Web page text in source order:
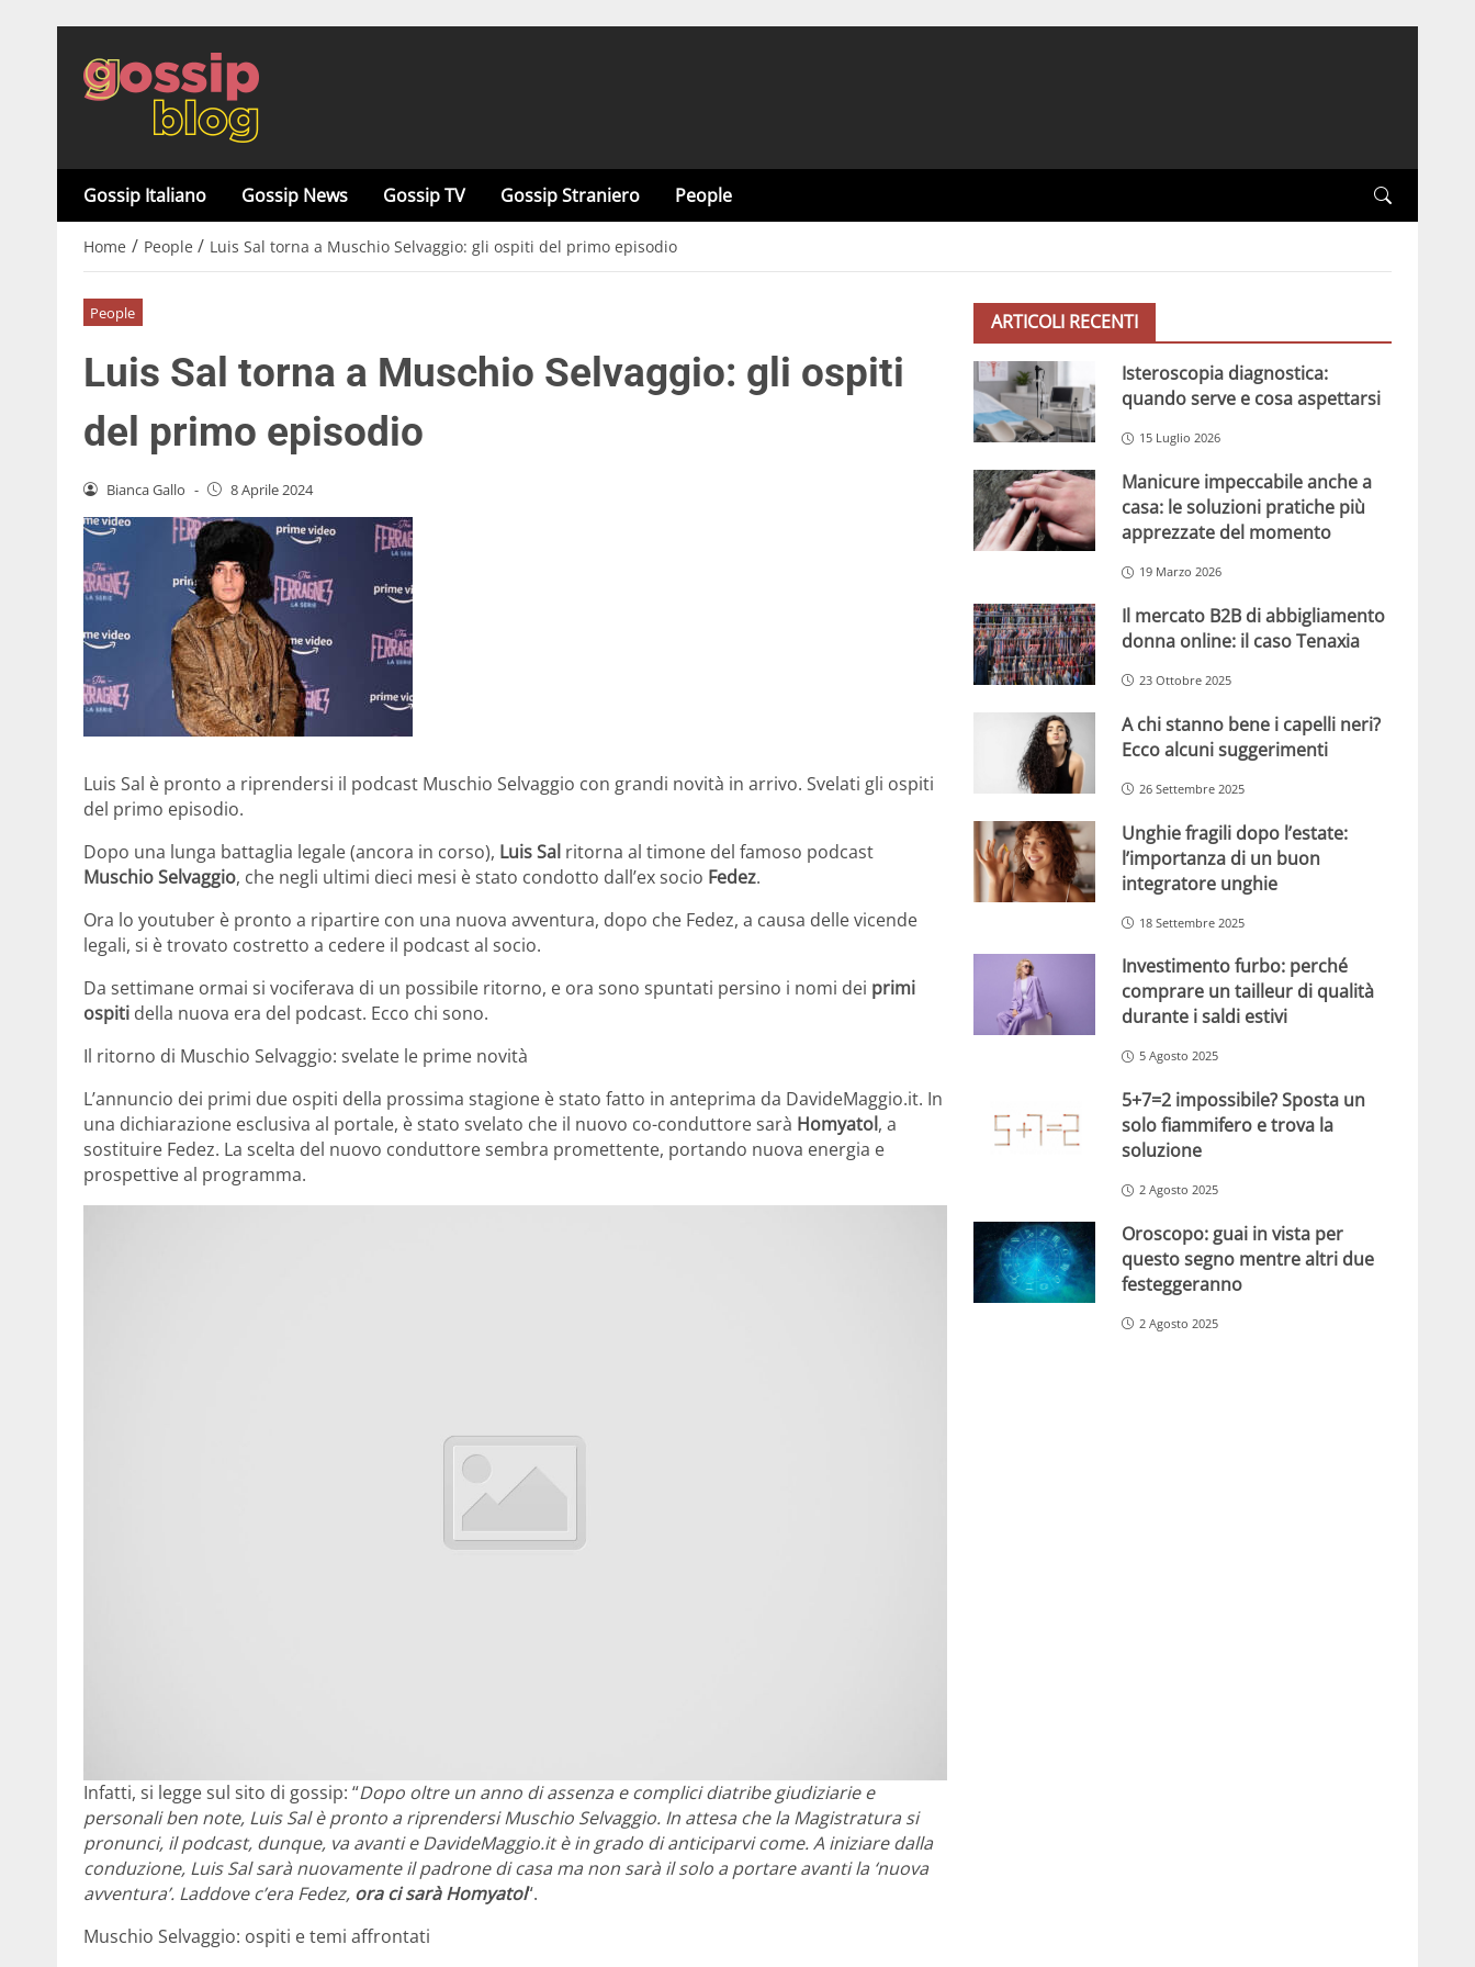
Gossip Italiano Gossip News Gossip TV Gossip Straniero People
Home / People / Luis Sal torna a Muschio Selvaggio: gli ospiti del primo episodio
People
Luis Sal torna a Muschio Selvaggio: gli ospiti
del primo episodio
Bianca Gallo - 8 Aprile 2024
Luis Sal è pronto a riprendersi il podcast Muschio Selvaggio con grandi novità in arrivo. Svelati gli ospiti
del primo episodio.
Dopo una lunga battaglia legale (ancora in corso), Luis Sal ritorna al timone del famoso podcast
Muschio Selvaggio, che negli ultimi dieci mesi è stato condotto dall’ex socio Fedez.
Ora lo youtuber è pronto a ripartire con una nuova avventura, dopo che Fedez, a causa delle vicende
legali, si è trovato costretto a cedere il podcast al socio.
Da settimane ormai si vociferava di un possibile ritorno, e ora sono spuntati persino i nomi dei primi
ospiti della nuova era del podcast. Ecco chi sono.
Il ritorno di Muschio Selvaggio: svelate le prime novità
L’annuncio dei primi due ospiti della prossima stagione è stato fatto in anteprima da DavideMaggio.it. In
una dichiarazione esclusiva al portale, è stato svelato che il nuovo co-conduttore sarà Homyatol, a
sostituire Fedez. La scelta del nuovo conduttore sembra promettente, portando nuova energia e
prospettive al programma.
Infatti, si legge sul sito di gossip: “Dopo oltre un anno di assenza e complici diatribe giudiziarie e
personali ben note, Luis Sal è pronto a riprendersi Muschio Selvaggio. In attesa che la Magistratura si
pronunci, il podcast, dunque, va avanti e DavideMaggio.it è in grado di anticiparvi come. A iniziare dalla
conduzione, Luis Sal sarà nuovamente il padrone di casa ma non sarà il solo a portare avanti la ‘nuova
avventura’. Laddove c’era Fedez, ora ci sarà Homyatol“.
Muschio Selvaggio: ospiti e temi affrontati
ARTICOLI RECENTI
Isteroscopia diagnostica:
quando serve e cosa aspettarsi
15 Luglio 2026
Manicure impeccabile anche a
casa: le soluzioni pratiche più
apprezzate del momento
19 Marzo 2026
Il mercato B2B di abbigliamento
donna online: il caso Tenaxia
23 Ottobre 2025
A chi stanno bene i capelli neri?
Ecco alcuni suggerimenti
26 Settembre 2025
Unghie fragili dopo l’estate:
l’importanza di un buon
integratore unghie
18 Settembre 2025
Investimento furbo: perché
comprare un tailleur di qualità
durante i saldi estivi
5 Agosto 2025
5+7=2 impossibile? Sposta un
solo fiammifero e trova la
soluzione
2 Agosto 2025
Oroscopo: guai in vista per
questo segno mentre altri due
festeggeranno
2 Agosto 2025